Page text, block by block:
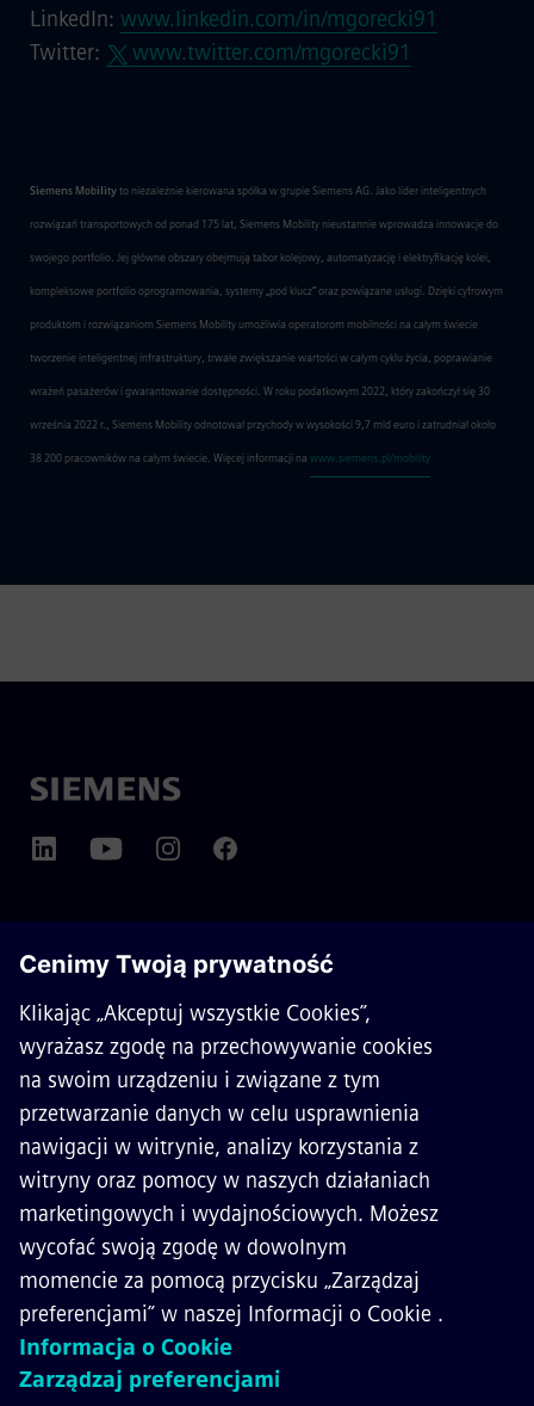
LinkedIn: www.linkedin.com/in/mgorecki91
Twitter:
www.twitter.com/mgorecki91
Siemens Mobilityto niezależnie kierowana spółka w grupie Siemens AG. Jako lider inteligentnych
rozwiązań transportowych od ponad 175 lat, Siemens Mobility nieustannie wprowadza innowacje do
swojego portfolio. Jej główne obszary obejmują tabor kolejowy, automatyzację i elektryfikację kolei,
kompleksowe portfolio oprogramowania, systemy „pod klucz” oraz powiązane usługi. Dzięki cyfrowym
produktom i rozwiązaniom Siemens Mobility umożliwia operatorom mobilności na całym świecie
tworzenie inteligentnej infrastruktury, trwałe zwiększanie wartości w całym cyklu życia, poprawianie
wrażeń pasażerów i gwarantowanie dostępności. W roku podatkowym 2022, który zakończył się 30
września 2022 r., Siemens Mobility odnotował przychody w wysokości 9,7 mld euro i zatrudniał około
38 200 pracowników na całym świecie. Więcej informacji na www.siemens.pl/mobility
O SIEMENS MOBILITY
KONTAKT
KARIERA
Siemens Mobility 2026
Polityka prywatności
Polityka cookies